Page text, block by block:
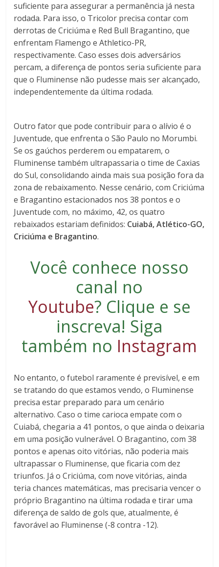
suficiente para assegurar a permanência já nesta
rodada. Para isso, o Tricolor precisa contar com
derrotas de Criciúma e Red Bull Bragantino, que
enfrentam Flamengo e Athletico-PR,
respectivamente. Caso esses dois adversários
percam, a diferença de pontos seria suficiente para
que o Fluminense não pudesse mais ser alcançado,
independentemente da última rodada.
Outro fator que pode contribuir para o alívio é o
Juventude, que enfrenta o São Paulo no Morumbi.
Se os gaúchos perderem ou empatarem, o
Fluminense também ultrapassaria o time de Caxias
do Sul, consolidando ainda mais sua posição fora da
zona de rebaixamento. Nesse cenário, com Criciúma
e Bragantino estacionados nos 38 pontos e o
Juventude com, no máximo, 42, os quatro
rebaixados estariam definidos: Cuiabá, Atlético-GO,
Criciúma e Bragantino.
Você conhece nosso
canal no
Youtube? Clique e se
inscreva! Siga
também no Instagram
No entanto, o futebol raramente é previsível, e em
se tratando do que estamos vendo, o Fluminense
precisa estar preparado para um cenário
alternativo. Caso o time carioca empate com o
Cuiabá, chegaria a 41 pontos, o que ainda o deixaria
em uma posição vulnerável. O Bragantino, com 38
pontos e apenas oito vitórias, não poderia mais
ultrapassar o Fluminense, que ficaria com dez
triunfos. Já o Criciúma, com nove vitórias, ainda
teria chances matemáticas, mas precisaria vencer o
próprio Bragantino na última rodada e tirar uma
diferença de saldo de gols que, atualmente, é
favorável ao Fluminense (-8 contra -12).